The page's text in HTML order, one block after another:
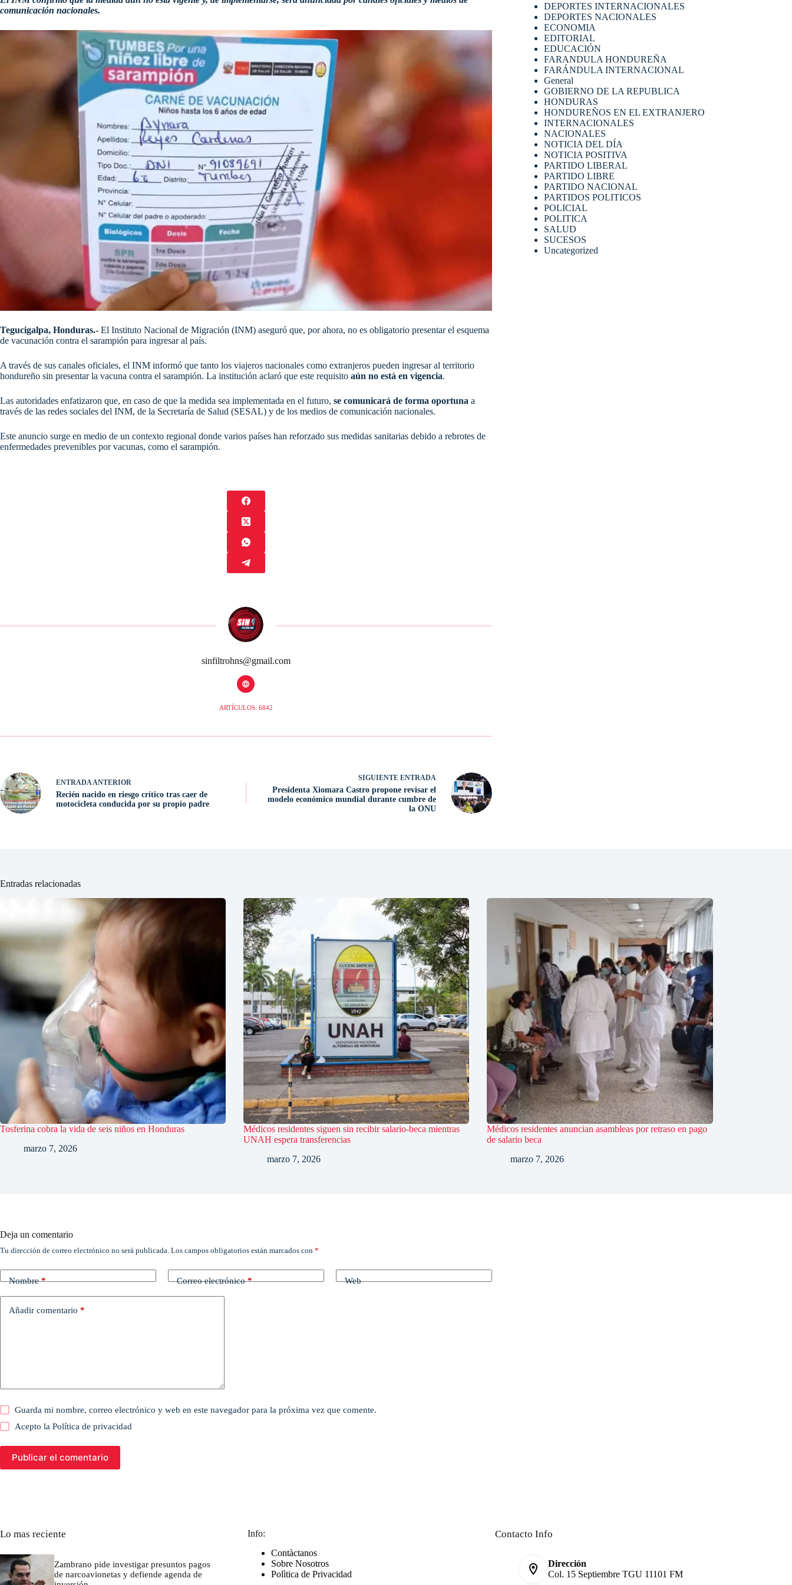
comunicación nacionales.
Tegucigalpa, Honduras.- El Instituto Nacional de Migración (INM) aseguró que, por ahora, no es obligatorio presentar el esquema
de vacunación contra el sarampión para ingresar al país.
A través de sus canales oficiales, el INM informó que tanto los viajeros nacionales como extranjeros pueden ingresar al territorio
hondureño sin presentar la vacuna contra el sarampión. La institución aclaró que este requisito aún no está en vigencia.
Las autoridades enfatizaron que, en caso de que la medida sea implementada en el futuro, se comunicará de forma oportuna a
través de las redes sociales del INM, de la Secretaría de Salud (SESAL) y de los medios de comunicación nacionales.
Este anuncio surge en medio de un contexto regional donde varios países han reforzado sus medidas sanitarias debido a rebrotes de
enfermedades prevenibles por vacunas, como el sarampión.
sinfiltrohns@gmail.com
ARTÍCULOS: 6842
ENTRADAANTERIOR
Recién nacido en riesgo crítico tras caer de
motocicleta conducida por su propio padre
SIGUIENTE ENTRADA
Presidenta Xiomara Castro propone revisar el
modelo económico mundial durante cumbre de
la ONU
DEPORTES INTERNACIONALES
DEPORTES NACIONALES
ECONOMIA
EDITORIAL
EDUCACIÓN
FARANDULA HONDUREÑA
FARÁNDULA INTERNACIONAL
General
GOBIERNO DE LA REPUBLICA
HONDURAS
HONDUREÑOS EN EL EXTRANJERO
INTERNACIONALES
NACIONALES
NOTICIA DEL DÍA
NOTICIA POSITIVA
PARTIDO LIBERAL
PARTIDO LIBRE
PARTIDO NACIONAL
PARTIDOS POLITICOS
POLICIAL
POLITICA
SALUD
SUCESOS
Uncategorized
Entradas relacionadas
Tosferina cobra la vida de seis niños en Honduras
marzo 7, 2026
Médicos residentes siguen sin recibir salario-beca mientras
UNAH espera transferencias
marzo 7, 2026
Médicos residentes anuncian asambleas por retraso en pago
de salario beca
marzo 7, 2026
Deja un comentario
Tu dirección de correo electrónico no será publicada. Los campos obligatorios están marcados con *
Nombre* Correo electrónico* Web
Añadir comentario *
Guarda mi nombre, correo electrónico y web en este navegador para la próxima vez que comente.
Acepto laPolítica de privacidad
Publicar el comentario
Lo mas reciente
Zambrano pide investigar presuntos pagos
de narcoavionetas y defiende agenda de
Info:
Contàctanos
Sobre Nosotros
Polìtica de Privacidad
Contacto Info
Dirección
Col. 15 Septiembre TGU 11101 FM